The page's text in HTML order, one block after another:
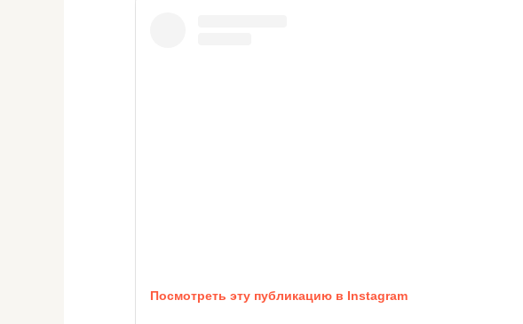
Посмотреть эту публикацию в Instagram